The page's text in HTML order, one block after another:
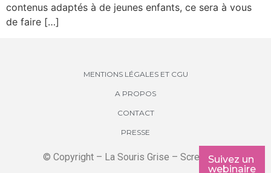
Suivez un
webinaire
contenus adaptés à de jeunes enfants, ce sera à vous
de faire […]
MENTIONS LÉGALES ET CGU
A PROPOS
CONTACT
PRESSE
© Copyright – La Souris Grise – Screenkids